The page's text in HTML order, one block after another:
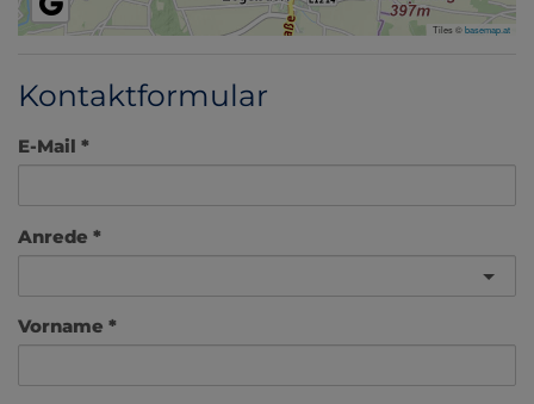
Tiles ©basemap.at
Kontaktformular
E-Mail
Anrede
Vorname